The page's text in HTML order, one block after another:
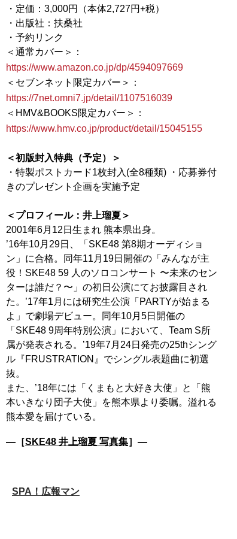
・定価：3,000円（本体2,727円+税）
・出版社：扶桑社
・予約リンク
＜通常カバー＞：
https://www.amazon.co.jp/dp/4594097669
＜セブンネット限定カバー＞：
https://7net.omni7.jp/detail/1107516039
＜HMV&BOOKS限定カバー＞：
https://www.hmv.co.jp/product/detail/15045155
＜初版封入特典（予定）＞
・特製ポストカード1枚封入(全8種類) ・応募券付
きのプレゼント企画を実施予定
＜プロフィール：井上瑠夏＞
2001年6月12日生まれ 熊本県出身。
’16年10月29日、「SKE48 第8期オーディショ
ン」に合格。同年11月19日開催の「みんなが主
役！SKE48 59 人のソロコンサート 〜未来のセン
ターは誰だ？〜」の初日公演にてお披露目され
た。’17年1月には研究生公演「PARTYが始まる
よ」で劇場デビュー。同年10月5日開催の
「SKE48 9周年特別公演」において、Team S所
属が発表される。’19年7月24日発売の25thシング
ル『FRUSTRATION』でシングル表題曲に初選
抜。
また、’18年には「くまもと大好き大使」と「熊
本いきなり団子大使」を熊本県より委嘱。溢れる
―［SKE48 井上瑠夏 写真集］―
SPA！広報マン